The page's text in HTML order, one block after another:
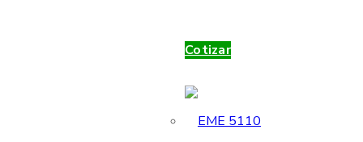
Cotizar